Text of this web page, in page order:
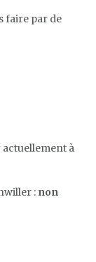
faire par de
à
: non